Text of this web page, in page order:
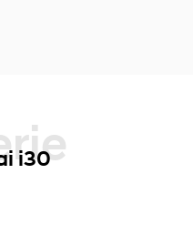
i30